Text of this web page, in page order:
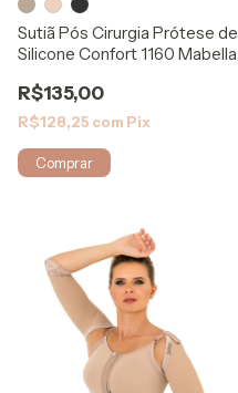
Sutiã Pós Cirurgia Prótese de
Silicone Confort 1160 Mabella
R$135,00
R$128,25 com Pix
Comprar